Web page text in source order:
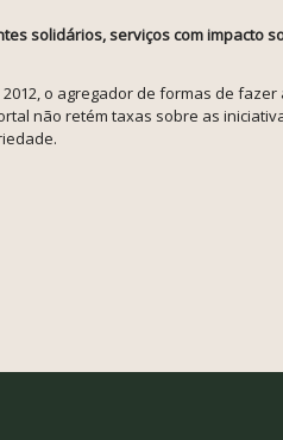
solidários, serviços com impacto
o agregador de formas de
não retém taxas sobre as